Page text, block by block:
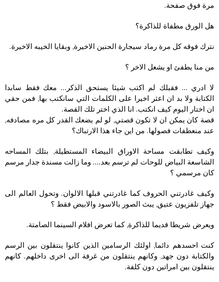
مرة فوق صفحة.
هل الورق مطفاة للذاكرة؟
نترك فوقه كل مرة رماد سيجارة الحنين الاخيرة, وبقايا الخيبه الاخيرة.
من منا يطفئ او يشعل الاخر ؟
لا ادري … فقبلك لم اكتب شيئا يستحق الذكر… معك فقط سابدا
الكتابة ولا بد ان اعثر اخيرا على الكلمات التي سانكتب بها, فمن حقي
ان اختار اليوم كيف انكتب. انا الذي اختر تلك القصة.
قصة كان يمكن ان لا تكون قصتي, لو لم يضعك القدر كل مره مصادفه,
عند منعطفات فصولها. من اين جاء هذا الارتباك؟
وكيف تطابقت مساحة الاوراق البيضاء المستطيلة, بتلك المساحه
الشاسعة البياض للوحات لم ترسم بعد…. وما زالت مسندة جدار مرسم
كان مرسمي ؟
وكيف غادرتني الحروف كما غادرتني قبلها الالوان. وتحول العالم الى
جهاز تلفزيون عتيق, يبث الصور بالاسود والابيض فقط ؟
ويعرض شريطا قديما للذاكرة, كما تعرض افلام السينما الصامتة.
كنت احسدهم دائما, اولئك الرسامين الذين كانوا ينتقلون بين الرسم
والكتابة دون جهد, وكانهم ينتقلون من غرفة الى اخرى داخلهم. كانهم
ينتقلون بين امراتين دون كلفة.